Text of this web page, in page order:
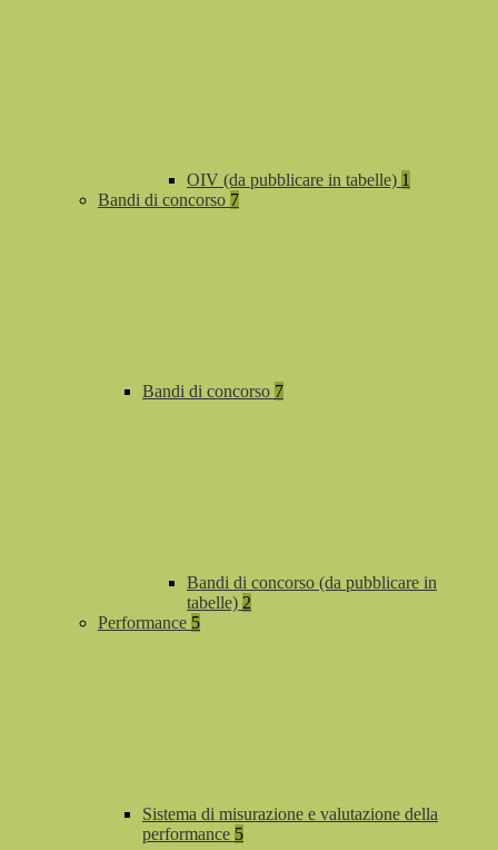
OIV (da pubblicare in tabelle) 1
Bandi di concorso 7
Bandi di concorso 7
Bandi di concorso (da pubblicare in
tabelle) 2
Performance 5
Sistema di misurazione e valutazione della
performance 5